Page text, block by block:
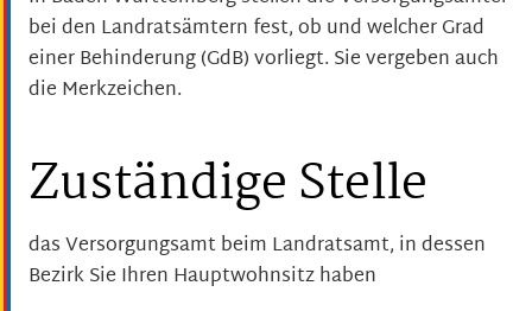
bei den Landratsämtern fest, ob und welcher Grad
einer Behinderung (GdB) vorliegt. Sie vergeben auch
die Merkzeichen.
Zuständige Stelle
das Versorgungsamt beim Landratsamt, in dessen
Bezirk Sie Ihren Hauptwohnsitz haben